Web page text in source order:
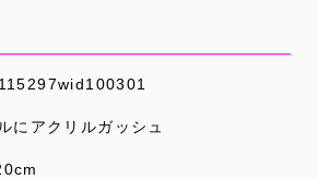
にアクリルガッシュ